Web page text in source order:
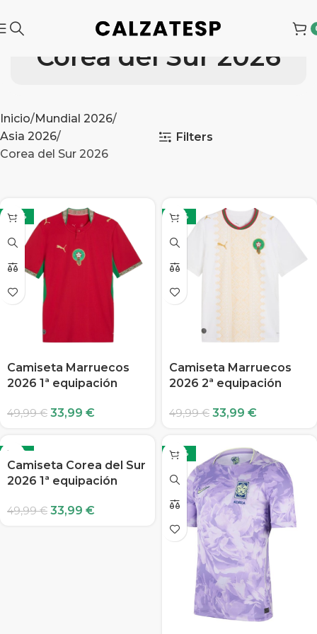
Corea del Sur 2026
Inicio Mundial 2026
Asia 2026
Corea del Sur 2026
Filters
-32%
Camiseta Marruecos
2026 1ª equipación
49,99€ 33,99 €
-32%
Camiseta Marruecos
2026 2ª equipación
49,99€ 33,99 €
-32%
Camiseta Corea del Sur
2026 1ª equipación
49,99€ 33,99 €
-32%